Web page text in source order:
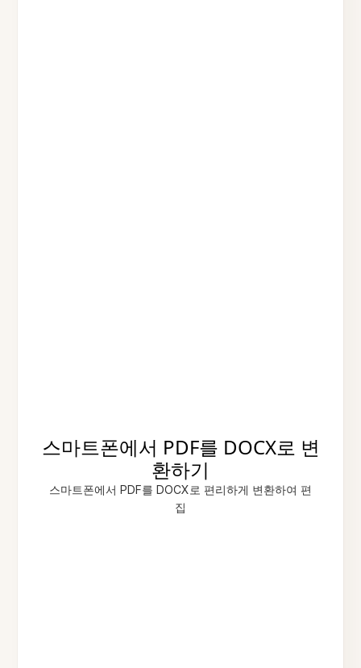
스마트폰에서 PDF를 DOCX로 변
환하기
스마트폰에서 PDF를 DOCX로 편리하게 변환하여 편
집